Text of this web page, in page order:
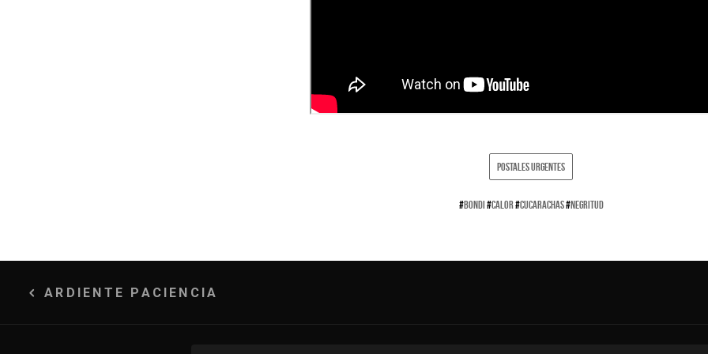
POSTALES URGENTES
#BONDI#CALOR#CUCARACHAS#NEGRITUD
Navegación
ARDIENTE PACIENCIA